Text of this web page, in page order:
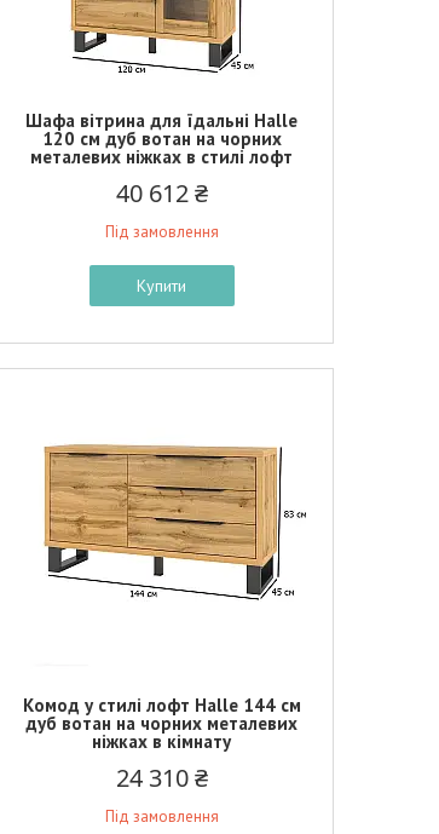
Шафа вітрина для їдальні Halle
120 см дуб вотан на чорних
металевих ніжках в стилі лофт
40 612 ₴
Під замовлення
Купити
Комод у стилі лофт Halle 144 см
дуб вотан на чорних металевих
ніжках в кімнату
24 310 ₴
Під замовлення